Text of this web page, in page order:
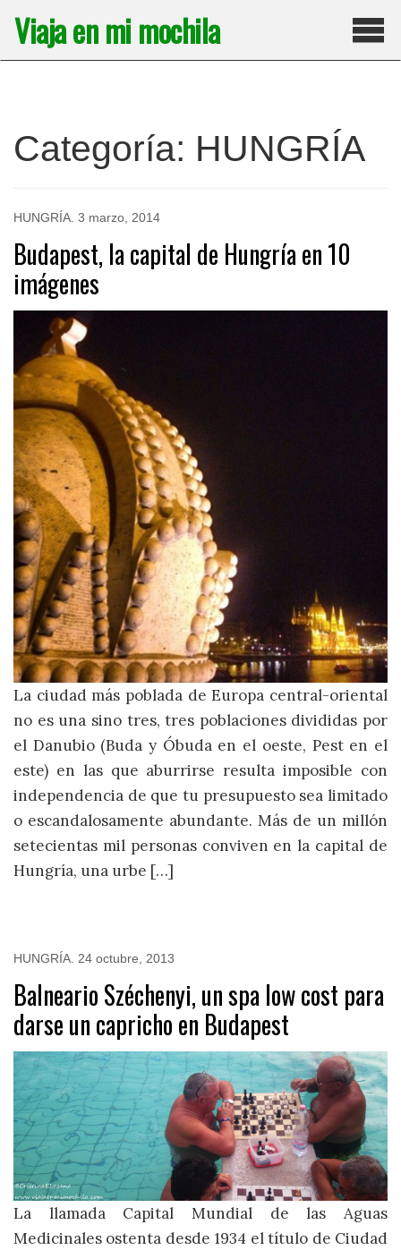
contenido
Viaja en mi mochila
Categoría: HUNGRÍA
HUNGRÍA 3 marzo, 2014
Budapest, la capital de Hungría en 10
imágenes
La ciudad más poblada de Europa central-oriental
no es una sino tres, tres poblaciones divididas por
el Danubio (Buda y Óbuda en el oeste, Pest en el
este) en las que aburrirse resulta imposible con
independencia de que tu presupuesto sea limitado
o escandalosamente abundante. Más de un millón
setecientas mil personas conviven en la capital de
Hungría, una urbe […]
HUNGRÍA 24 octubre, 2013
Balneario Széchenyi, un spa low cost para
darse un capricho en Budapest
La llamada Capital Mundial de las Aguas
Medicinales ostenta desde 1934 el título de Ciudad